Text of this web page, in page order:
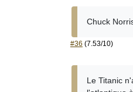
Chuck
#36 (7.53/10)
Le Titanic